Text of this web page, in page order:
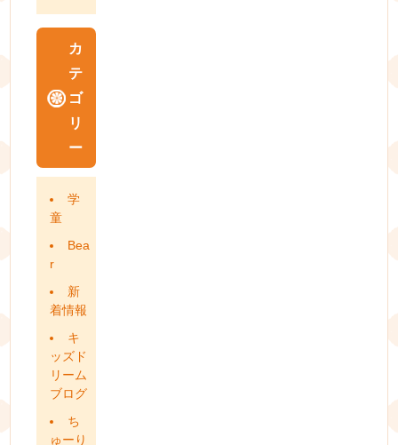
カ
テ
ゴ
リ
ー
学
童
Bea
r
新
着情報
キ
ッズド
リーム
ブログ
ち
ゅーり